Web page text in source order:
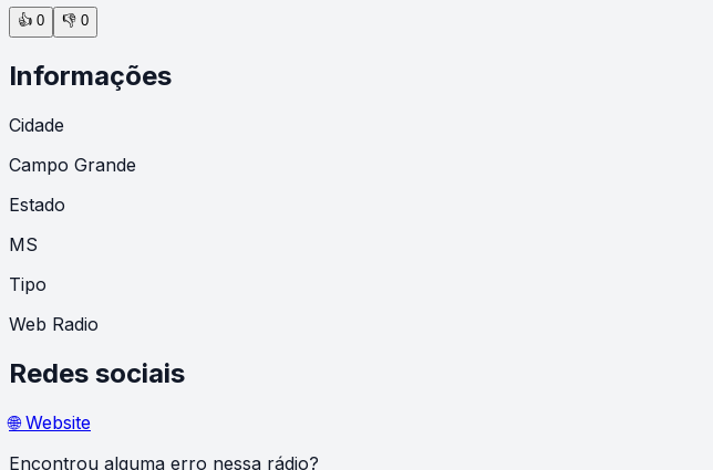
👍 0 👎 0
Informações
Cidade
Campo Grande
Estado
MS
Tipo
Web Radio
Redes sociais
🌐 Website
Encontrou alguma erro nessa rádio?